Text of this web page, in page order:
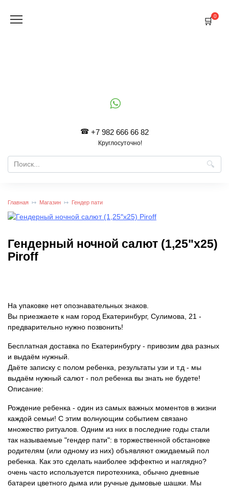
содержанию
+7 982 666 66 82
Круглосуточно!
Search
for:
0
Главная Магазин Гендер пати
Гендерный ночной салют (1,25"х25)
Piroff
На упаковке нет опознавательных знаков.
Вы приезжаете к нам город Екатеринбург, Сулимова, 21 -
предварительно нужно позвонить!
Бесплатная доставка по Екатеринбургу - привозим два разных
и выдаём нужный.
Даёте записку с полом ребенка, результаты узи и т.д - мы
выдаём нужный салют - пол ребенка вы знать не будете!
Описание:
Рождение ребенка - один из самых важных моментов в жизни
каждой семьи! С этим волнующим событием связано
множество ритуалов. Одним из них в последние годы стали
так называемые "гендер пати": в торжественной обстановке
родителям (или одному из них) объявляют ожидаемый пол
ребенка. Как это сделать наиболее эффектно и наглядно?
очень часто используется пиротехника, обычно дневные
батареи цветного дыма или ручные дымовые шашки. Мы